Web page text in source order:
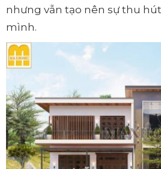
nhưng vẫn tạo nên sự thu
mình.